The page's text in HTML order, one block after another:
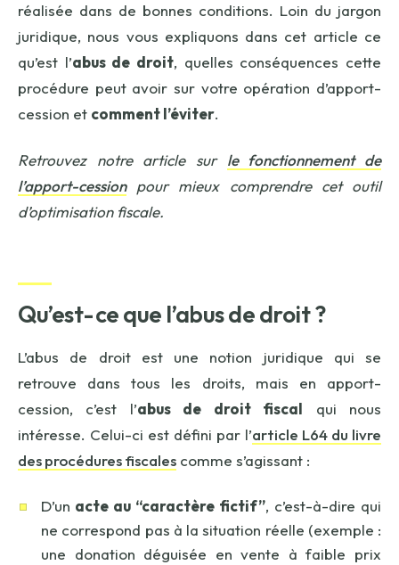
réalisée dans de bonnes conditions. Loin du jargon
juridique, nous vous expliquons dans cet article ce
qu’est l’abus de droit, quelles conséquences cette
procédure peut avoir sur votre opération d’apport-
cession et comment l’éviter.
Retrouvez notre article sur le fonctionnement de
l’apport-cessionpour mieux comprendre cet outil
d’optimisation fiscale.
Qu’est-ce que l’abus de droit ?
L’abus de droit est une notion juridique qui se
retrouve dans tous les droits, mais en apport-
cession, c’est l’abus de droit fiscal qui nous
intéresse. Celui-ci est défini par l’article L64 du livre
des procédures fiscales comme s’agissant :
D’un acte au “caractère fictif”, c’est-à-dire qui
ne correspond pas à la situation réelle (exemple :
une donation déguisée en vente à faible prix